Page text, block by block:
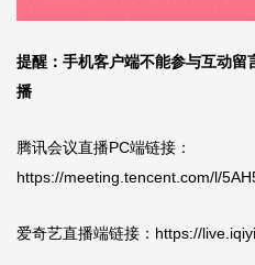
提醒：手机客户端不能参与互动
播
腾讯会议直播PC端链接：
https://meeting.tencent.com/l/
爱奇艺直播端链接： https://